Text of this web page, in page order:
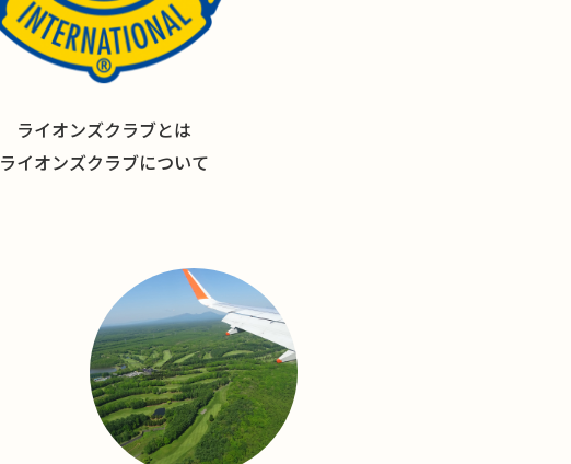
ライオンズクラブとは
ライオンズクラブについて